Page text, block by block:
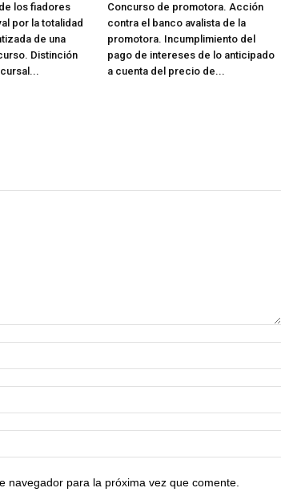
los fiadores
por la totalidad
de una
Distinción
Concurso de promotora. Acción
contra el banco avalista de la
promotora. Incumplimiento del
pago de intereses de lo anticipado
a cuenta del precio de...
para la próxima vez que comente.